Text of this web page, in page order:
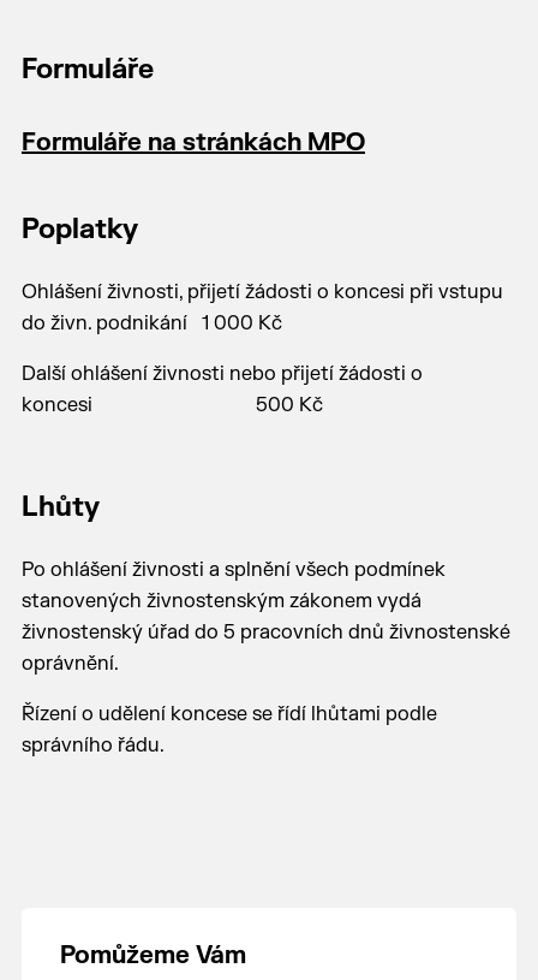
Formuláře
Formuláře na stránkách MPO
Poplatky
Ohlášení živnosti, přijetí žádosti o koncesi při vstupu
do živn. podnikání 1 000 Kč
Další ohlášení živnosti nebo přijetí žádosti o
koncesi 500 Kč
Lhůty
Po ohlášení živnosti a splnění všech podmínek
stanovených živnostenským zákonem vydá
živnostenský úřad do 5 pracovních dnů živnostenské
oprávnění.
Řízení o udělení koncese se řídí lhůtami podle
správního řádu.
Pomůžeme Vám